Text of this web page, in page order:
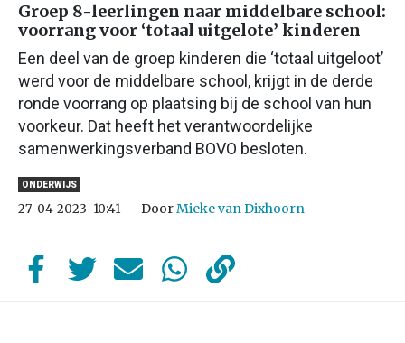
Groep 8-leerlingen naar middelbare school:
voorrang voor ‘totaal uitgelote’ kinderen
Een deel van de groep kinderen die ‘totaal uitgeloot’
werd voor de middelbare school, krijgt in de derde
ronde voorrang op plaatsing bij de school van hun
voorkeur. Dat heeft het verantwoordelijke
samenwerkingsverband BOVO besloten.
ONDERWIJS
27-04-2023 10:41 DoorMieke van Dixhoorn